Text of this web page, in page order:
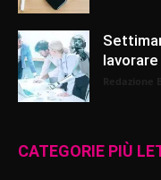
CATEGORIE PIÙ